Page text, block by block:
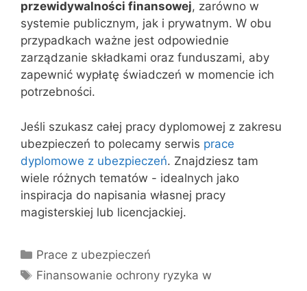
przewidywalności finansowej, zarówno w
systemie publicznym, jak i prywatnym. W obu
przypadkach ważne jest odpowiednie
zarządzanie składkami oraz funduszami, aby
zapewnić wypłatę świadczeń w momencie ich
potrzebności.
Jeśli szukasz całej pracy dyplomowej z zakresu
ubezpieczeń to polecamy serwis prace
dyplomowe z ubezpieczeń. Znajdziesz tam
wiele różnych tematów - idealnych jako
inspiracja do napisania własnej pracy
magisterskiej lub licencjackiej.
Kategorie
Prace z ubezpieczeń
Tagi
Finansowanie ochrony ryzyka w